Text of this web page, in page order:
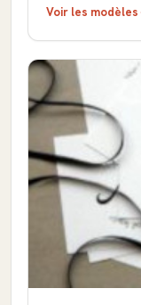
Voir les modèles